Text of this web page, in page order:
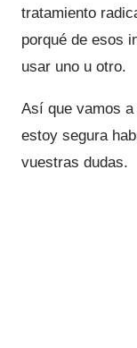
tratamiento
porqué de esos
usar uno u otro.
Así que vamos
estoy segura
vuestras dudas.